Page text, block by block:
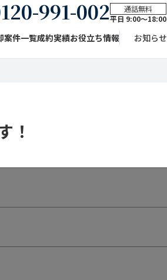
991-002
通話無料
平日 9:00〜18:00
案件一覧成約実績お役立ち情報 お知らせ
！